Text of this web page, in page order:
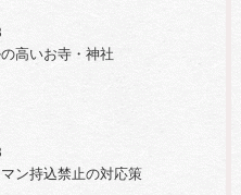
高いお寺・神社
ン持込禁止の対応策